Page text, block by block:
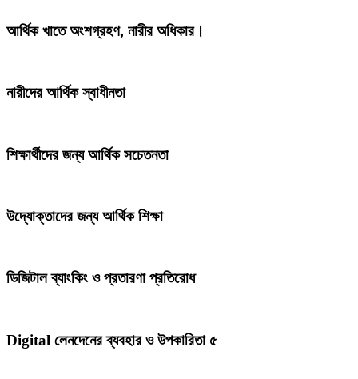
আর্থিক খাতে অংশগ্রহণ, নারীর অধিকার।
নারীদের আর্থিক স্বাধীনতা
শিক্ষার্থীদের জন্য আর্থিক সচেতনতা
উদ্যোক্তাদের জন্য আর্থিক শিক্ষা
ডিজিটাল ব্যাংকিং ও প্রতারণা প্রতিরোধ
Digital লেনদেনের ব্যবহার ও উপকারিতা ৫